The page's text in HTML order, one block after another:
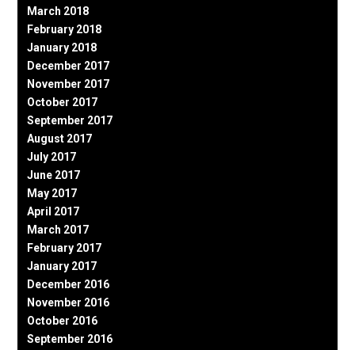
March 2018
February 2018
January 2018
December 2017
November 2017
October 2017
September 2017
August 2017
July 2017
June 2017
May 2017
April 2017
March 2017
February 2017
January 2017
December 2016
November 2016
October 2016
September 2016